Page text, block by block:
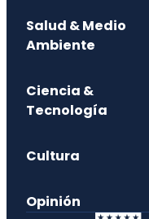
Salud & Medio
Ambiente
Ciencia &
Tecnología
Cultura
Opinión